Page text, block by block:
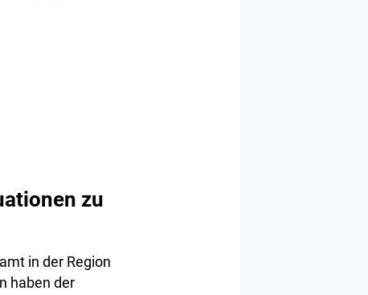
zu
in der Region
haben der